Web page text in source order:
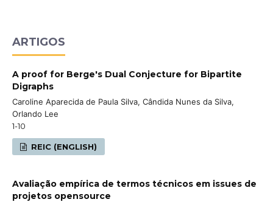
ARTIGOS
A proof for Berge's Dual Conjecture for Bipartite
Digraphs
Caroline Aparecida de Paula Silva, Cândida Nunes da Silva,
Orlando Lee
1-10
REIC (ENGLISH)
Avaliação empírica de termos técnicos em issues de
projetos opensource